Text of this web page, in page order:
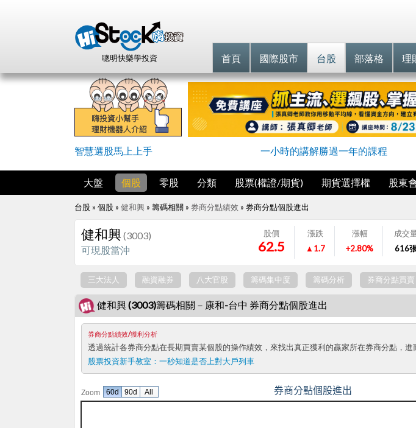
聰明快樂學投資 首頁 國際股市 台股 部落格 理
智慧選股馬上上手 一小時的講解勝過一年的課程
大盤 個股 零股 分類 股票(權證/期貨) 期貨選擇權 股東
台股 » 個股 » 健和興 » 籌碼相關 » 券商分點績效 » 券商分點個股進出
健和興 (3003)
可現股當沖
股價
62.5
漲跌
▲1.7
漲幅
+2.80%
成交
616
三大法人 融資融券 八大官股 籌碼集中度 籌碼分析 券商分點買賣
健和興 (3003)籌碼相關－康和-台中 券商分點個股進出
券商分點績效/獲利分析
透過統計各券商分點在長期買賣某個股的操作績效，來找出真正獲利的贏家所在券商分點，進
股票投資新手教室： 一秒知道是否上對大戶列車
Zoom 券商分點個股進出
60d 90d All